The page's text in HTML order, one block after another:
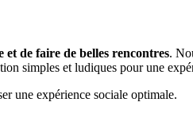
de faire de belles rencontres.
simples et ludiques pour une
une expérience sociale optimale.